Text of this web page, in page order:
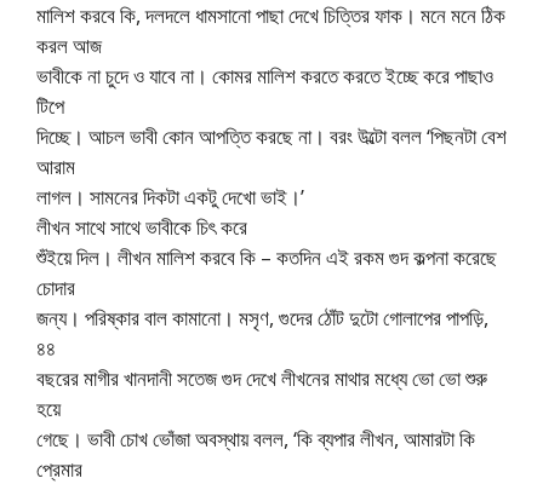
মালিশ করবে কি, দলদলে ধামসানো পাছা দেখে চিত্তির ফাক। মনে মনে ঠিক
করল আজ
ভাবীকে না চুদে ও যাবে না। কোমর মালিশ করতে করতে ইচ্ছে করে পাছাও
টিপে
দিচ্ছে। আচল ভাবী কোন আপত্তি করছে না। বরং উল্টো বলল ‘পিছনটা বেশ
আরাম
লাগল। সামনের দিকটা একটু দেখো ভাই।’
লীখন সাথে সাথে ভাবীকে চিৎ করে
শুঁইয়ে দিল। লীখন মালিশ করবে কি – কতদিন এই রকম গুদ কল্পনা করেছে
চোদার
জন্য। পরিষ্কার বাল কামানো। মসৃণ, গুদের ঠোঁট দুটো গোলাপের পাপড়ি,
৪৪
বছরের মাগীর খানদানী সতেজ গুদ দেখে লীখনের মাথার মধ্যে ভো ভো শুরু
হয়ে
গেছে। ভাবী চোখ ভোঁজা অবস্থায় বলল, ‘কি ব্যপার লীখন, আমারটা কি
প্রেমার